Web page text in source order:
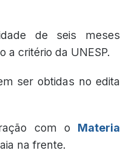
de seis
a critério da UNESP.
ser obtidas no
com o
na frente.